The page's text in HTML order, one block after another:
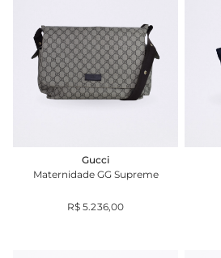
Gucci
Maternidade GG Supreme
R$ 5.236,00